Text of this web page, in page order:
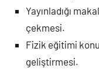
Yayınladığı
çekmesi.
Fizik eğitimi
geliştirmesi.